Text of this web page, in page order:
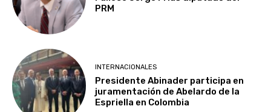
PRM
INTERNACIONALES
Presidente Abinader participa en
juramentación de Abelardo de la
Espriella en Colombia